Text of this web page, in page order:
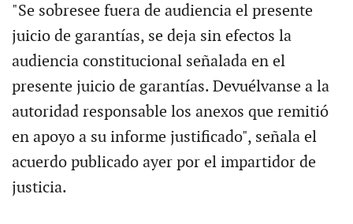
"Se sobresee fuera de audiencia el presente
juicio de garantías, se deja sin efectos la
audiencia constitucional señalada en el
presente juicio de garantías. Devuélvanse a la
autoridad responsable los anexos que remitió
en apoyo a su informe justificado", señala el
acuerdo publicado ayer por el impartidor de
justicia.